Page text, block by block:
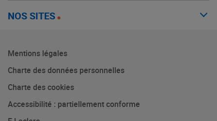
NOS SITES
Mentions légales
Charte des données personnelles
Charte des cookies
Accessibilité : partiellement conforme